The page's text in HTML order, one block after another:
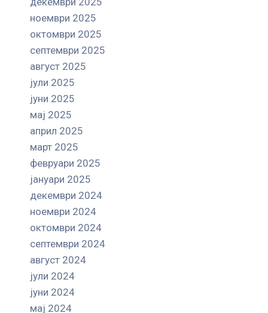
ноември 2025
октомври 2025
септември 2025
август 2025
јули 2025
јуни 2025
мај 2025
април 2025
март 2025
февруари 2025
јануари 2025
декември 2024
ноември 2024
октомври 2024
септември 2024
август 2024
јули 2024
јуни 2024
мај 2024